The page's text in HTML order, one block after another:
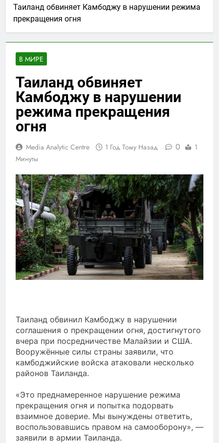
Таиланд обвиняет Камбоджу в нарушении режима
прекращения огня
В МИРЕ
Таиланд обвиняет
Камбоджу в нарушении
режима прекращения
огня
Media Analytic Centre 1 Год Тому Назад 0
1
Минуты
Таиланд обвинил Камбоджу в нарушении
соглашения о прекращении огня, достигнутого
вчера при посредничестве Малайзии и США.
Вооружённые силы страны заявили, что
камбоджийские войска атаковали несколько
районов Таиланда.
«Это преднамеренное нарушение режима
прекращения огня и попытка подорвать
взаимное доверие. Мы вынуждены ответить,
воспользовавшись правом на самооборону», —
заявили в армии Таиланда.